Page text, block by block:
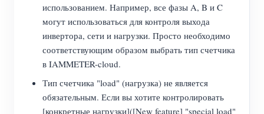
использованием. Например, все фазы A, B и C
могут использоваться для контроля выхода
инвертора, сети и нагрузки. Просто необходимо
соответствующим образом выбрать тип счетчика
в IAMMETER-cloud.
Тип счетчика "load" (нагрузка) не является
обязательным. Если вы хотите контролировать
[конкретные нагрузки]([New feature] "special load"